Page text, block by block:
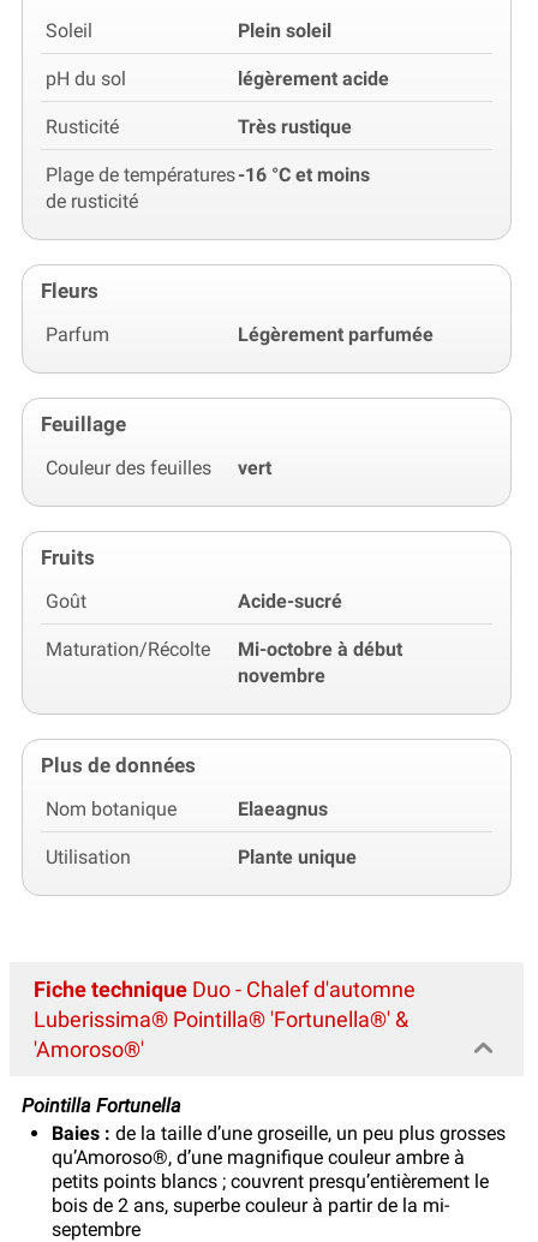
Soleil Plein soleil
pH du sol légèrement acide
Rusticité Très rustique
Plage de températures
de rusticité
-16 °C et moins
Fleurs
Parfum Légèrement parfumée
Feuillage
Couleur des feuilles vert
Fruits
Goût Acide-sucré
Maturation/Récolte
Mi-octobre à début
novembre
Plus de données
Nom botanique Elaeagnus
Utilisation Plante unique
Fiche technique Duo - Chalef d'automne
Luberissima® Pointilla® 'Fortunella®' &
'Amoroso®'
Pointilla Fortunella
Baies : de la taille d’une groseille, un peu plus grosses
qu’Amoroso®, d’une magnifique couleur ambre à
petits points blancs ; couvrent presqu’entièrement le
bois de 2 ans, superbe couleur à partir de la mi-
septembre